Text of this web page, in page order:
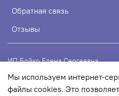
Обратная связь
Отзывы
ИП Бойко Елена Сергеевна
ИНН 720319113307
ОГРНИП 324723200067956
Мы используем интернет-
файлы cookies. Это